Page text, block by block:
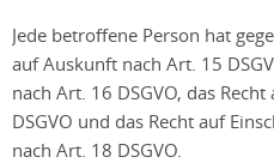
Jede betroffene Person hat
auf Auskunft nach Art. 15
nach Art. 16 DSGVO, das
DSGVO und das Recht auf
nach Art. 18 DSGVO.